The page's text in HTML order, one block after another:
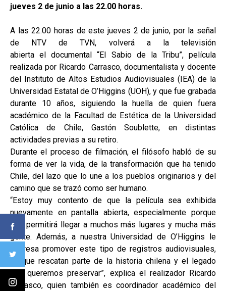
jueves 2 de junio a las 22.00 horas.
A las 22.00 horas de este jueves 2 de junio, por la señal
de NTV de TVN, volverá a la televisión
abierta el documental “El Sabio de la Tribu”, película
realizada por Ricardo Carrasco, documentalista y docente
del Instituto de Altos Estudios Audiovisuales (IEA) de la
Universidad Estatal de O’Higgins (UOH), y que fue grabada
durante 10 años, siguiendo la huella de quien fuera
académico de la Facultad de Estética de la Universidad
Católica de Chile, Gastón Soublette, en distintas
actividades previas a su retiro.
Durante el proceso de filmación, el filósofo habló de su
forma de ver la vida, de la transformación que ha tenido
Chile, del lazo que lo une a los pueblos originarios y del
camino que se trazó como ser humano.
“Estoy muy contento de que la película sea exhibida
nuevamente en pantalla abierta, especialmente porque
nos permitirá llegar a muchos más lugares y mucha más
gente. Además, a nuestra Universidad de O’Higgins le
interesa promover este tipo de registros audiovisuales,
porque rescatan parte de la historia chilena y el legado
que queremos preservar”, explica el realizador Ricardo
Carrasco, quien también es coordinador académico del